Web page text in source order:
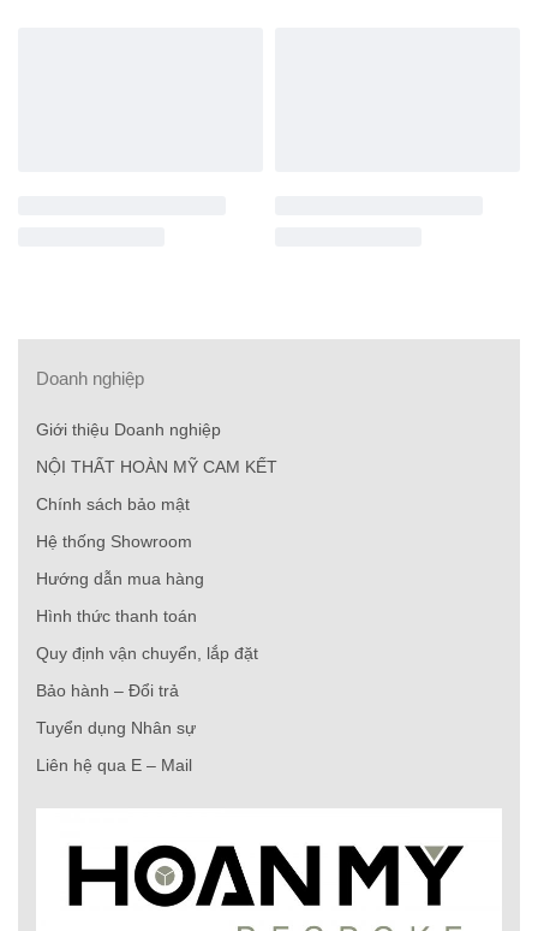
Doanh nghiệp
Giới thiệu Doanh nghiệp
NỘI THẤT HOÀN MỸ CAM KẾT
Chính sách bảo mật
Hệ thống Showroom
Hướng dẫn mua hàng
Hình thức thanh toán
Quy định vận chuyển, lắp đặt
Bảo hành – Đổi trả
Tuyển dụng Nhân sự
Liên hệ qua E – Mail